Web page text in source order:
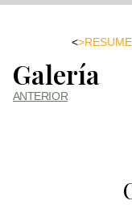
<
Galería
ANTERIOR